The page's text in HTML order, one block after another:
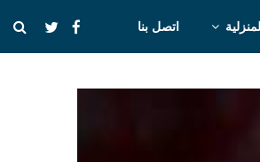
اتصل بنا